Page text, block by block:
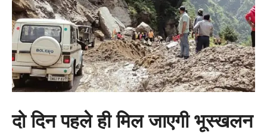
दो दिन पहले ही मिल जाएगी भूस्खलन